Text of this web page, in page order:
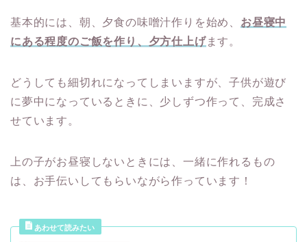
基本的には、朝、夕食の味噌汁作りを始め、 お昼寝中
にある程度のご飯を作り、夕方仕上げます。
どうしても細切れになってしまいますが、子供が遊び
に夢中になっているときに、少しずつ作って、完成さ
せています。
上の子がお昼寝しないときには、一緒に作れるもの
は、お手伝いしてもらいながら作っています！